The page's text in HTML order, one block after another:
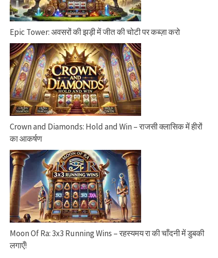
Epic Tower: अवसरों की झड़ी में जीत की चोटी पर कब्ज़ा करो
Crown and Diamonds: Hold and Win – राजसी क्लासिक में हीरों
का आकर्षण
Moon Of Ra: 3x3 Running Wins – रहस्यमय रा की चाँदनी में डुबकी
लगाएँ!